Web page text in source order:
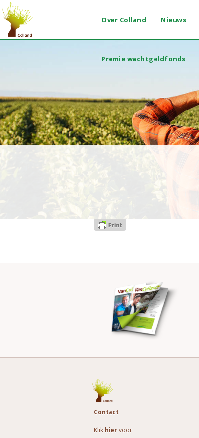
Over Colland Nieuws
Premie wachtgeldfonds
Contact
Klik hiervoor